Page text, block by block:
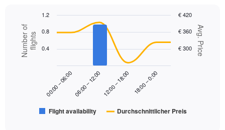
displaying
values.
Range:
Combination
chart
with
data
Chart
graphic.
Avg. Price
Number offlights
Flight availability Durchschnittlicher Preis
00:00 – 06:0006:00 – 12:00 12:00 – 18:00 18:00 – 0:00
€ 300
€ 360
€ 420
0.4
0.8
1.2